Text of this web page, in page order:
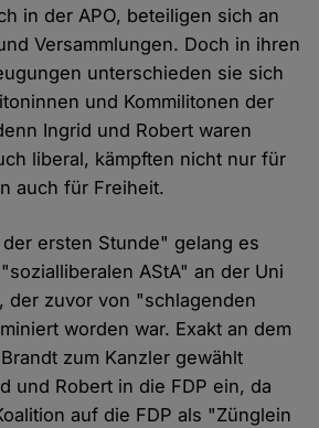
in der APO, beteiligen sich an
Versammlungen. Doch in ihren
unterschieden sie sich
und Kommilitonen der
Ingrid und Robert waren
liberal, kämpften nicht nur für
auch für Freiheit.
ersten Stunde" gelang es
AStA" an der Uni
der zuvor von "schlagenden
worden war. Exakt an dem
zum Kanzler gewählt
und Robert in die FDP ein, da
auf die FDP als "Zünglein